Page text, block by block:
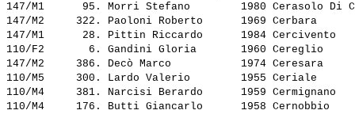
147/M1      95. Morri Stefano
1980 Cerasolo
147/M2     322. Paoloni Roberto
1969 Cerbara
147/M1      28. Pittin Riccardo
1984
110/F2       6. Gandini Gloria
1960 Cereglio
147/M2     386. Decò Marco
1974 Ceresara
110/M5     300. Lardo Valerio
1955 Ceriale
110/M4     381. Narcisi Berardo
1959
110/M4     176. Butti Giancarlo
1958